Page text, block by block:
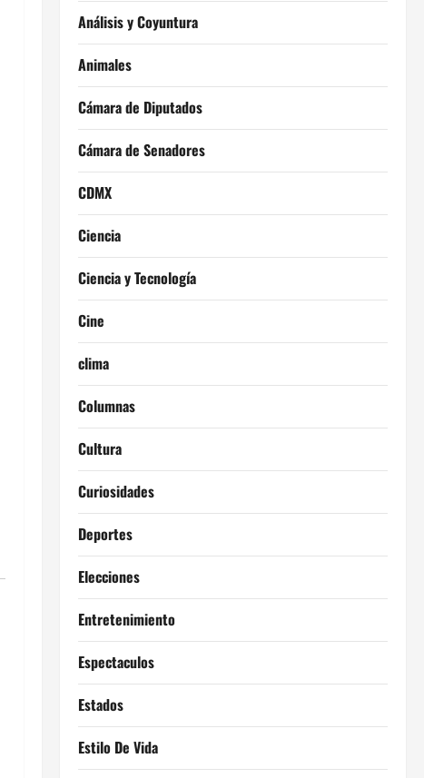
Análisis y Coyuntura
Animales
Cámara de Diputados
Cámara de Senadores
CDMX
Ciencia
Ciencia y Tecnología
Cine
clima
Columnas
Cultura
Curiosidades
Deportes
Elecciones
Entretenimiento
Espectaculos
Estados
Estilo De Vida